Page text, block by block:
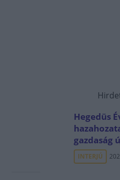
Hegedüs
gazdaság
INTERJÚ